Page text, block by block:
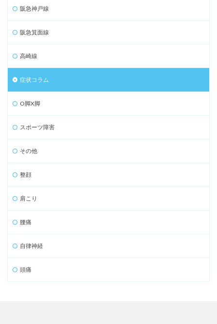
阪急神戸線
阪急箕面線
高崎線
症状コラム
O脚X脚
スポーツ障害
その他
整顔
肩こり
腰痛
自律神経
頭痛